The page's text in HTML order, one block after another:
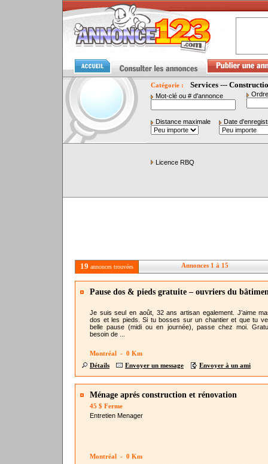
Catégorie : Services ---
Mot-clé ou # d'annonce
Distance maximale Date
Licence RBQ
19 annonces trouvées Annonces 1 à 15
Pause dos & pieds gratuite – ouvriers du
Je suis seul en août, 32 ans artisan egalement. J’aime
dos et les pieds. Si tu bosses sur un chantier et que tu
belle pause (midi ou en journée), passe chez moi.
besoin de ...
Montréal - 0 Km
Détails
Envoyer un message Envoyer à un ami
Ménage aprés construction et rénovation
45 $ Ferme
Entretien Menager
Montréal - 0 Km